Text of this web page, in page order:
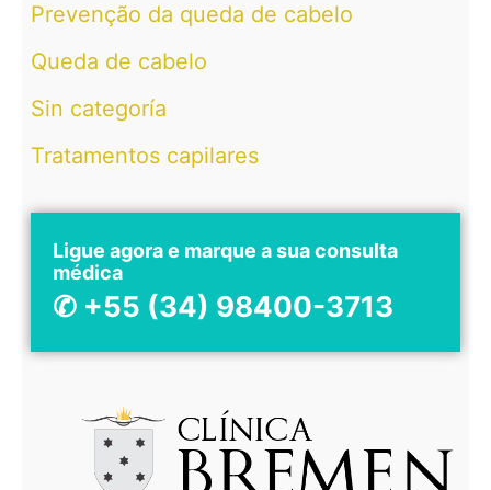
Prevenção da queda de cabelo
Queda de cabelo
Sin categoría
Tratamentos capilares
Ligue agora e marque a sua consulta
médica
✆ +55 (34) 98400-3713